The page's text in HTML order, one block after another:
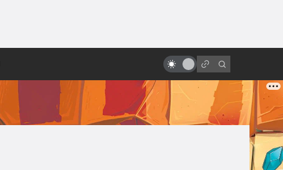
великих режиссёров